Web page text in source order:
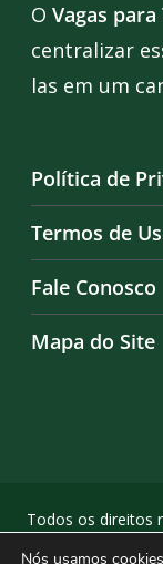
O Vagas
centralizar
las em um
Política de
Termos de
Fale Conosco
Mapa do Site
Todos os direitos
Nós usamos